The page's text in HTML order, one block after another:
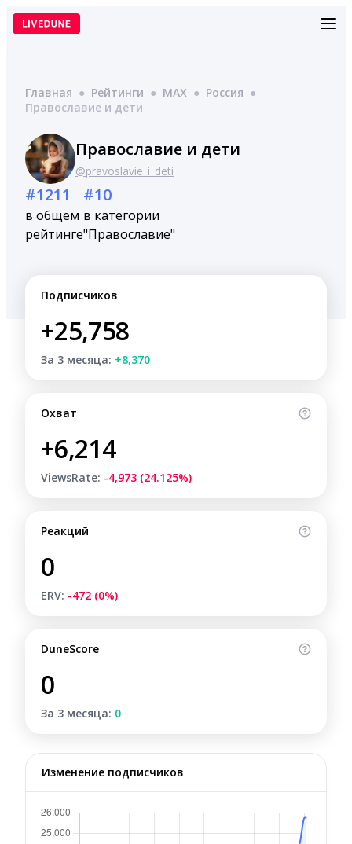
Перейти
Главная ● Рейтинги ● MAX ● Россия ●
Православие и дети
Православие и дети
@pravoslavie_i_deti
#1211
в общем
рейтинге
#10
в категории
"Православие"
Подписчиков
+25,758
За 3 месяца: +8,370
Охват
+6,214
ViewsRate: -4,973 (24.125%)
Реакций
0
ERV: -472 (0%)
DuneScore
0
За 3 месяца: 0
Изменение подписчиков